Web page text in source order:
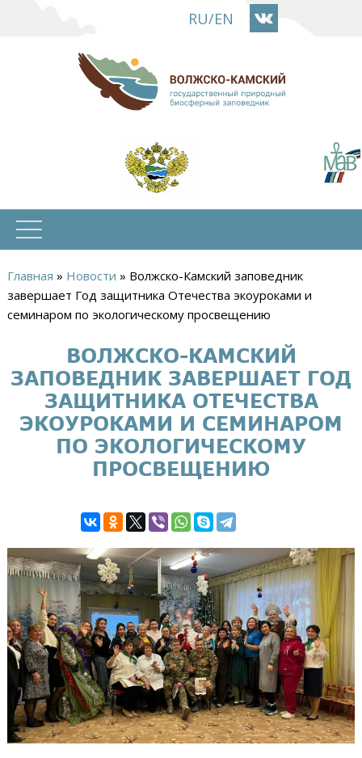
основному
содержанию
RU/EN
Вы
здесь
Главная » Новости » Волжско-Камский заповедник
завершает Год защитника Отечества экоуроками и
семинаром по экологическому просвещению
ВОЛЖСКО-КАМСКИЙ
ЗАПОВЕДНИК ЗАВЕРШАЕТ ГОД
ЗАЩИТНИКА ОТЕЧЕСТВА
ЭКОУРОКАМИ И СЕМИНАРОМ
ПО ЭКОЛОГИЧЕСКОМУ
ПРОСВЕЩЕНИЮ